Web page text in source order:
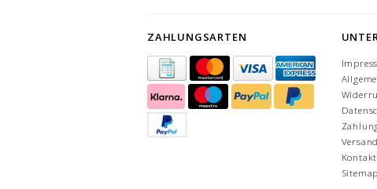
ZAHLUNGSARTEN
Kontakt
Sitemap